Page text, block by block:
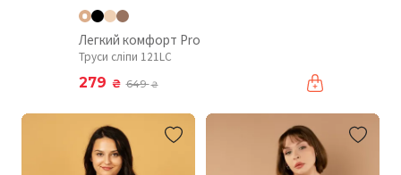
Легкий комфорт Pro
Труси сліпи 121LC
279 ₴ 649₴